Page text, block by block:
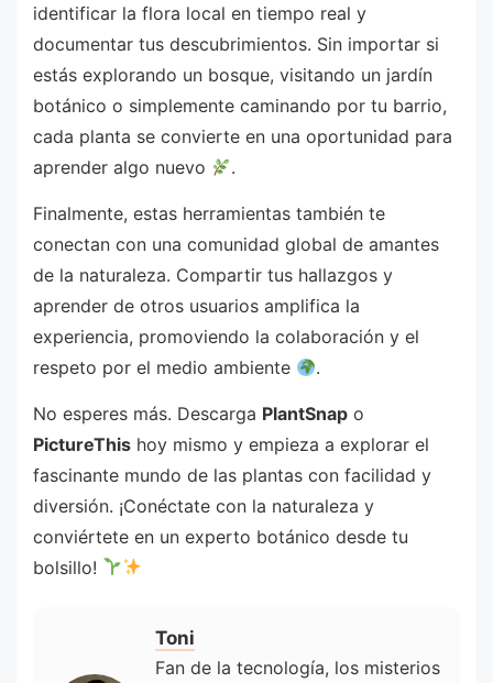
identificar la flora local en tiempo real y
documentar tus descubrimientos. Sin importar si
estás explorando un bosque, visitando un jardín
botánico o simplemente caminando por tu barrio,
cada planta se convierte en una oportunidad para
aprender algo nuevo
.
Finalmente, estas herramientas también te
conectan con una comunidad global de amantes
de la naturaleza. Compartir tus hallazgos y
aprender de otros usuarios amplifica la
experiencia, promoviendo la colaboración y el
respeto por el medio ambiente
.
No esperes más. Descarga PlantSnap o
PictureThis hoy mismo y empieza a explorar el
fascinante mundo de las plantas con facilidad y
diversión. ¡Conéctate con la naturaleza y
conviértete en un experto botánico desde tu
bolsillo!
Toni
Fan de la tecnología, los misterios